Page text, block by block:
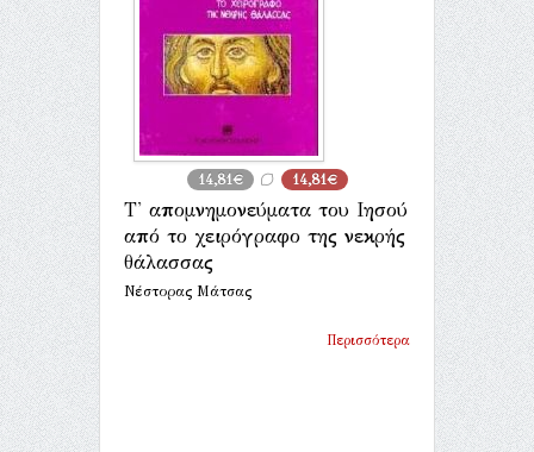
14,81€ 14,81€
Τ' απομνημονεύματα του Ιησού
από το χειρόγραφο της νεκρής
θάλασσας
Νέστορας Μάτσας
Περισσότερα